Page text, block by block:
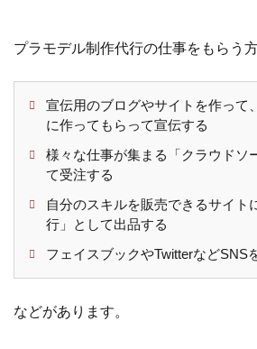
プラモデル制作代行の仕事をもらう
宣伝用のブログやサイトを作って
に作ってもらって宣伝する
様々な仕事が集まる「クラウドソ
て受注する
自分のスキルを販売できるサイト
行」として出品する
フェイスブックやTwitterなどSNS
などがあります。